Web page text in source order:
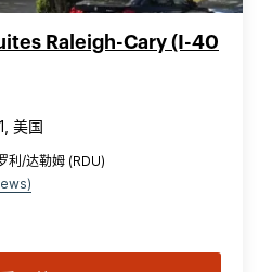
Raleigh-Cary (I-40
美国
利/达勒姆 (RDU)